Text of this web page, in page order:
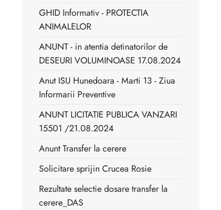
GHID Informativ - PROTECTIA
ANIMALELOR
ANUNT - in atentia detinatorilor de
DESEURI VOLUMINOASE 17.08.2024
Anut ISU Hunedoara - Marti 13 - Ziua
Informarii Preventive
ANUNT LICITATIE PUBLICA VANZARI
15501 /21.08.2024
Anunt Transfer la cerere
Solicitare sprijin Crucea Rosie
Rezultate selectie dosare transfer la
cerere_DAS